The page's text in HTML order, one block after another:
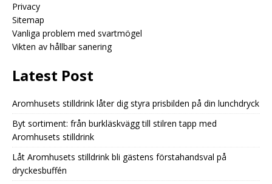
Privacy
Sitemap
Vanliga problem med svartmögel
Vikten av hållbar sanering
Latest Post
Aromhusets stilldrink låter dig styra prisbilden på din lunchdryck
Byt sortiment: från burkläskvägg till stilren tapp med
Aromhusets stilldrink
Låt Aromhusets stilldrink bli gästens förstahandsval på
dryckesbuffén